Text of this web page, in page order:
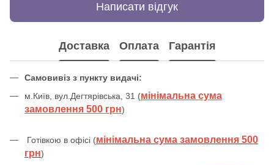
Написати відгук
Доставка Оплата Гарантія
Самовивіз з пункту видачі:
м.Київ, вул.Дегтярівська, 31 (мінімальна сума
замовлення 500 грн)
Готівкою в офісі (мінімальна сума замовлення 500
грн)